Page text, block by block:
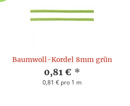
Baumwoll-Kordel 8mm grün
0,81 € *
0,81 € pro 1 m